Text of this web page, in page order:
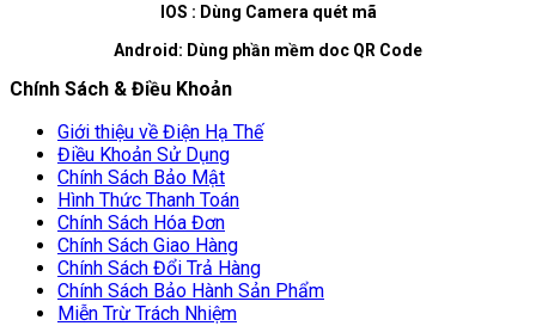
IOS : Dùng Camera quét mã
Android: Dùng phần mềm doc QR Code
Chính Sách & Điều Khoản
Giới thiệu về Điện Hạ Thế
Điều Khoản Sử Dụng
Chính Sách Bảo Mật
Hình Thức Thanh Toán
Chính Sách Hóa Đơn
Chính Sách Giao Hàng
Chính Sách Đổi Trả Hàng
Chính Sách Bảo Hành Sản Phẩm
Miễn Trừ Trách Nhiệm